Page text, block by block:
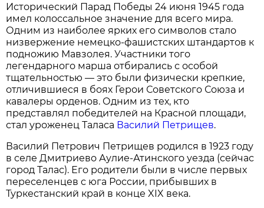
Исторический Парад Победы 24 июня 1945 года
имел колоссальное значение для всего мира.
Одним из наиболее ярких его символов стало
низвержение немецко-фашистских штандартов к
подножию Мавзолея. Участники того
легендарного марша отбирались с особой
тщательностью — это были физически крепкие,
отличившиеся в боях Герои Советского Союза и
кавалеры орденов. Одним из тех, кто
представлял победителей на Красной площади,
стал уроженец Таласа Василий Петрищев.
Василий Петрович Петрищев родился в 1923 году
в селе Дмитриево Аулие-Атинского уезда (сейчас
город Талас). Его родители были в числе первых
переселенцев с юга России, прибывших в
Туркестанский край в конце XIX века.